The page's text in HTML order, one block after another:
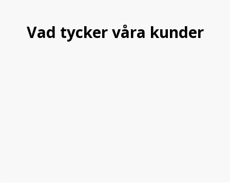
Vad tycker våra kunder